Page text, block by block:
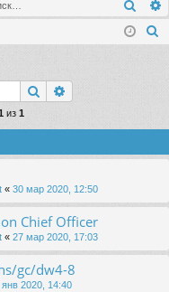
хо
д
ег
ис
Поиск
из 1
« 30 мар 2020, 12:50
Chief Officer
« 27 мар 2020, 17:03
gc/dw4-8
янв 2020, 14:40